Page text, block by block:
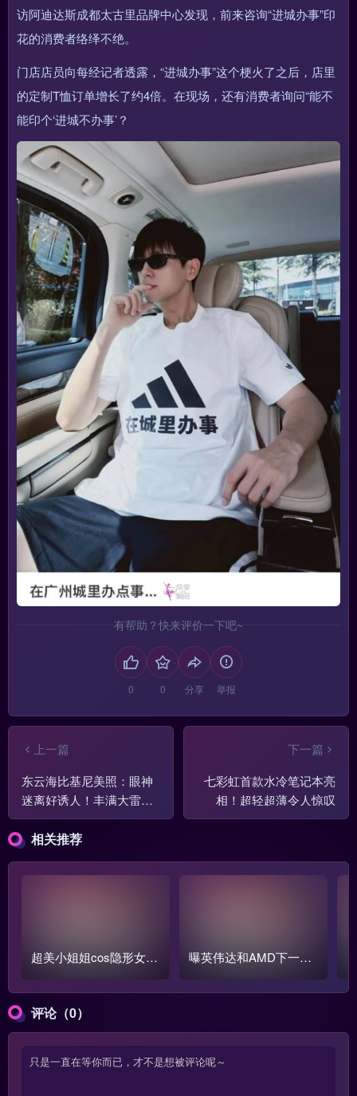
访阿迪达斯成都太古里品牌中心发现，前来咨询“进城办事”印
花的消费者络绎不绝。
门店店员向每经记者透露，“进城办事”这个梗火了之后，店里
的定制T恤订单增长了约4倍。在现场，还有消费者询问“能不
能印个‘进城不办事’？
有帮助？快来评价一下吧~
分享 举报
上一篇
东云海比基尼美照：眼神
迷离好诱人！丰满大雷超
酥软
下一篇
七彩虹首款水冷笔记本亮
相！超轻超薄令人惊叹
相关推荐
超美小姐姐cos隐形女：
前凸后翘身材火辣
曝英伟达和AMD下一代
显卡将大幅推迟:或等到2
028年!
评论（0）